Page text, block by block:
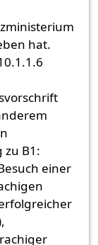
hat.
zu B1:
einer